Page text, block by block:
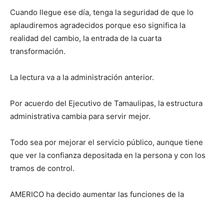
Cuando llegue ese día, tenga la seguridad de que lo
aplaudiremos agradecidos porque eso significa la
realidad del cambio, la entrada de la cuarta
transformación.
La lectura va a la administración anterior.
Por acuerdo del Ejecutivo de Tamaulipas, la estructura
administrativa cambia para servir mejor.
Todo sea por mejorar el servicio público, aunque tiene
que ver la confianza depositada en la persona y con los
tramos de control.
AMERICO ha decido aumentar las funciones de la